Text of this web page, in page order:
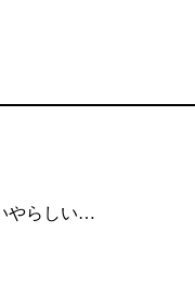
やらしい…